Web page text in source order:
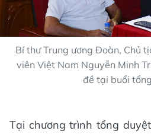
Bí thư Trung ương Đoàn, Chủ
viên Việt Nam Nguyễn Minh
đề tại buổi
Tại chương trình tổng